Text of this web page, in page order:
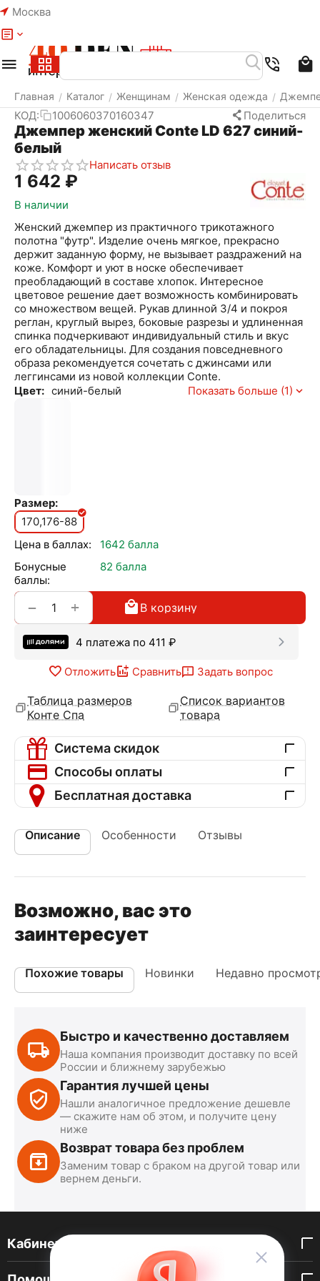
Москва
Главная / Каталог / Женщинам / Женская одежда /
КОД: 1006060370160347 Поделиться
Джемпер женский Conte LD 627 синий-
белый
Написать отзыв
1 642 ₽
В наличии
Женский джемпер из практичного трикотажного
полотна "футр". Изделие очень мягкое, прекрасно
держит заданную форму, не вызывает раздражений на
коже. Комфорт и уют в носке обеспечивает
преобладающий в составе хлопок. Интересное
цветовое решение дает возможность комбинировать
со множеством вещей. Рукав длинной 3/4 и покроя
реглан, круглый вырез, боковые разрезы и удлиненная
спинка подчеркивают индивидуальный стиль и вкус
его обладательницы. Для создания повседневного
образа рекомендуется сочетать с джинсами или
леггинсами из новой коллекции Conte.
Цвет: синий-белый Показать больше (1)
Размер:
170,176-88
Цена в баллах:
1642 балла
Бонусные
баллы:
82 балла
+
− В корзину
4 платежа по 411 ₽
Отложить Сравнить Задать вопрос
Таблица размеров
Конте Спа
Список вариантов
товара
Система скидок
Способы оплаты
Бесплатная доставка
Описание Особенности Отзывы
Возможно, вас это
заинтересует
Похожие товары Новинки Недавно
Быстро и качественно доставляем
Наша компания производит доставку по всей
России и ближнему зарубежью
Гарантия лучшей цены
Нашли аналогичное предложение дешевле
— скажите нам об этом, и получите цену
ниже
Возврат товара без проблем
Заменим товар с браком на другой товар или
вернем деньги.
Кабинет покупателя
Меню